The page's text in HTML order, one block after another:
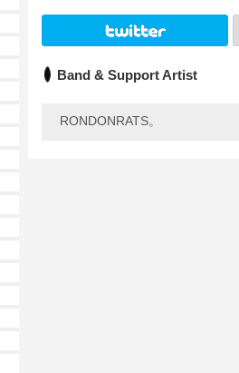
Band & Support Artist
RONDONRATS。